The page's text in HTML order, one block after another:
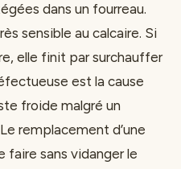
dans un fourreau.
sensible au calcaire. Si
elle finit par surchauffer
est la cause
froide malgré un
remplacement d’une
sans vidanger le